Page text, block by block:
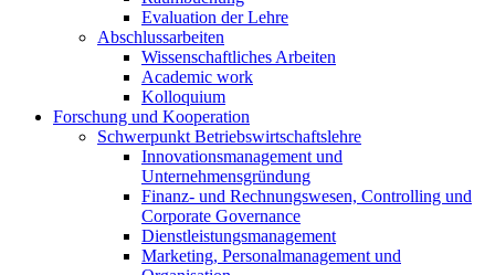
Evaluation der Lehre
Abschlussarbeiten
Wissenschaftliches Arbeiten
Academic work
Kolloquium
Forschung und Kooperation
Schwerpunkt Betriebswirtschaftslehre
Innovationsmanagement und
Unternehmensgründung
Finanz- und Rechnungswesen, Controlling und
Corporate Governance
Dienstleistungsmanagement
Marketing, Personalmanagement und